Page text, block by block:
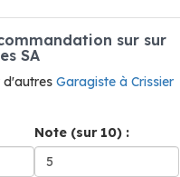
sur sur
SA
d'autres Garagiste à Crissier
Note (sur 10) :